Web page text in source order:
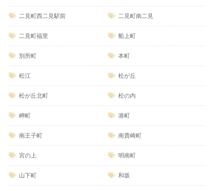
二見町西二見駅前 二見町南二見
二見町福里 船上町
別所町 本町
松江 松が丘
松が丘北町 松の内
岬町 港町
南王子町 南貴崎町
宮の上 明南町
山下町 和坂